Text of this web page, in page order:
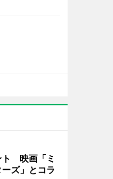
ト 映画「ミ
ズ」とコラ